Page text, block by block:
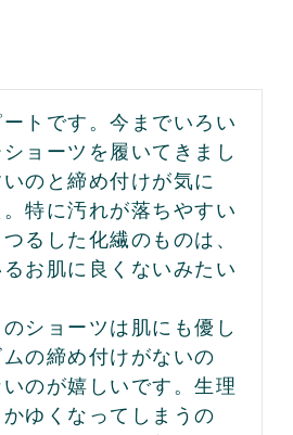
トです。今までいろい
ョーツを履いてきまし
のと締め付けが気に
特に汚れが落ちやすい
るした化繊のものは、
お肌に良くないみたい
ショーツは肌にも優し
の締め付けがないの
のが嬉しいです。生理
ゆくなってしまうの